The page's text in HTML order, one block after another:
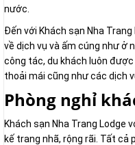
nước.
Đến với Khách sạn Nha
về dịch vụ và ấm cúng như ở
công tác, du khách luôn
thoải mái cũng như các dịch
Phòng nghỉ
Khách sạn Nha Trang Lodge
kế trang nhã, rộng rãi. Tất cả